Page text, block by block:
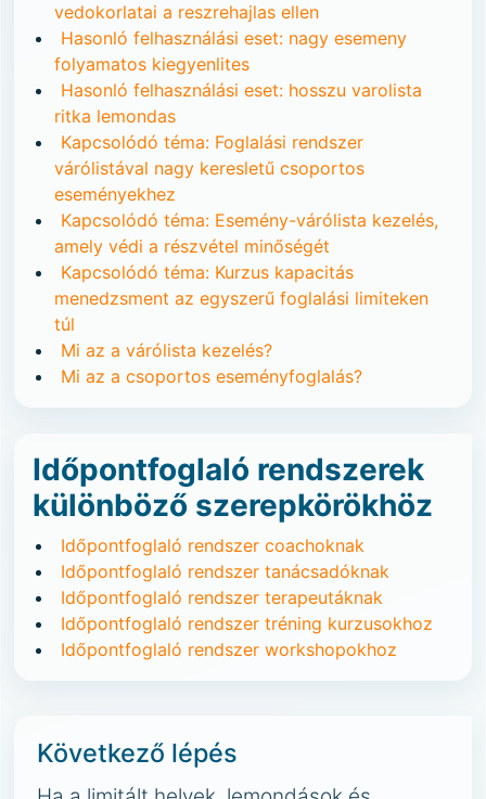
vedokorlatai a reszrehajlas ellen
Hasonló felhasználási eset: nagy esemeny
folyamatos kiegyenlites
Hasonló felhasználási eset: hosszu varolista
ritka lemondas
Kapcsolódó téma: Foglalási rendszer
várólistával nagy keresletű csoportos
eseményekhez
Kapcsolódó téma: Esemény-várólista kezelés,
amely védi a részvétel minőségét
Kapcsolódó téma: Kurzus kapacitás
menedzsment az egyszerű foglalási limiteken
túl
Mi az a várólista kezelés?
Mi az a csoportos eseményfoglalás?
Időpontfoglaló rendszerek
különböző szerepkörökhöz
Időpontfoglaló rendszer coachoknak
Időpontfoglaló rendszer tanácsadóknak
Időpontfoglaló rendszer terapeutáknak
Időpontfoglaló rendszer tréning kurzusokhoz
Időpontfoglaló rendszer workshopokhoz
Következő lépés